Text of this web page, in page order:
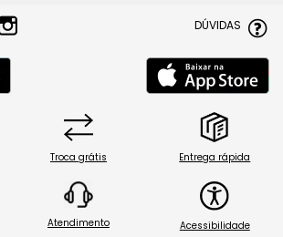
DÚVIDAS
Troca grátis Entrega rápida
Atendimento Acessibilidade